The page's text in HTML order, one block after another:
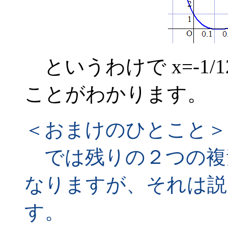
というわけで x=-1/
ことがわかります。
＜おまけのひとこと＞
では残りの２つの
なりますが、それは
す。